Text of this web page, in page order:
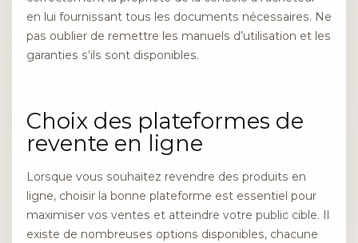
en lui fournissant tous les documents nécessaires. Ne
pas oublier de remettre les manuels d’utilisation et les
garanties s’ils sont disponibles.
Choix des plateformes de
revente en ligne
Lorsque vous souhaitez revendre des produits en
ligne, choisir la bonne plateforme est essentiel pour
maximiser vos ventes et atteindre votre public cible. Il
existe de nombreuses options disponibles, chacune